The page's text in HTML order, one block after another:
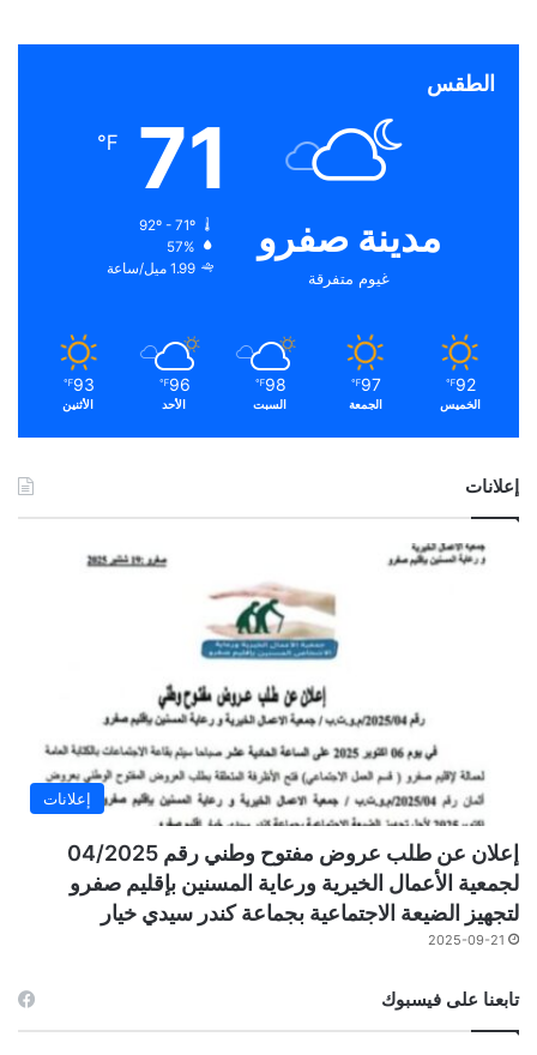
الطقس
مدينة صفرو
غيوم متفرقة
71
℉
92º - 71º
57%
1.99 ميل/ساعة
92
℉
الخميس
97
℉
الجمعة
98
℉
السبت
96
℉
الأحد
93
℉
الأثنين
إعلانات
إعلانات
إعلان عن طلب عروض مفتوح وطني رقم 04/2025
لجمعية الأعمال الخيرية ورعاية المسنين بإقليم صفرو
لتجهيز الضيعة الاجتماعية بجماعة كندر سيدي خيار
2025-09-21
تابعنا على فيسبوك